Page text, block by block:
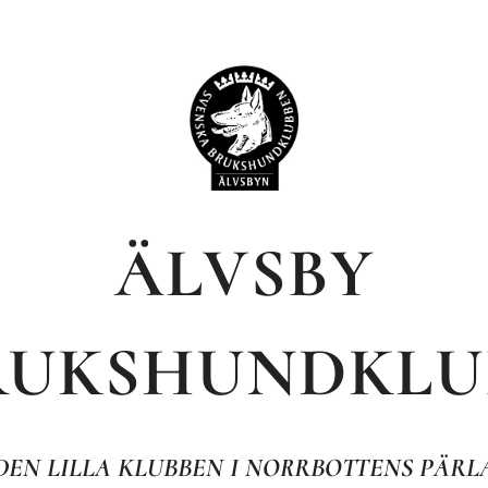
ÄLVSBY
LILLA KLUBBEN I NORRBOTTENS